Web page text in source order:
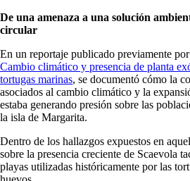
De una amenaza a una solución
circular
En un reportaje publicado previamente
Cambio climático y presencia de planta
tortugas marinas, se documentó cómo la
asociados al cambio climático y la
estaba generando presión sobre las
la isla de Margarita.
Dentro de los hallazgos expuestos en
sobre la presencia creciente de Scaevola
playas utilizadas históricamente por las